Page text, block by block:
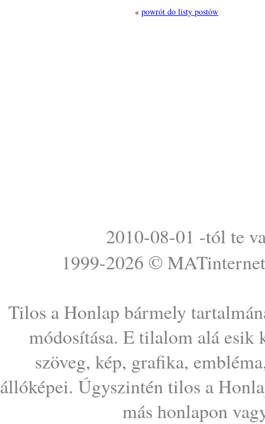
« powrót do listy postów
2010-08-01 -tól te
1999-2026 © MATinternet
Tilos a Honlap bármely
módosítása. E tilalom alá esik
szöveg, kép, grafika,
állóképei. Úgyszintén tilos a
más honlapon